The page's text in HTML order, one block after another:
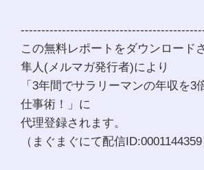
この無料レポートをダウンロード
隼人(メルマガ発行者)により
「3年間でサラリーマンの年収を3
仕事術！」に
代理登録されます。
（まぐまぐにて配信ID:0001144359